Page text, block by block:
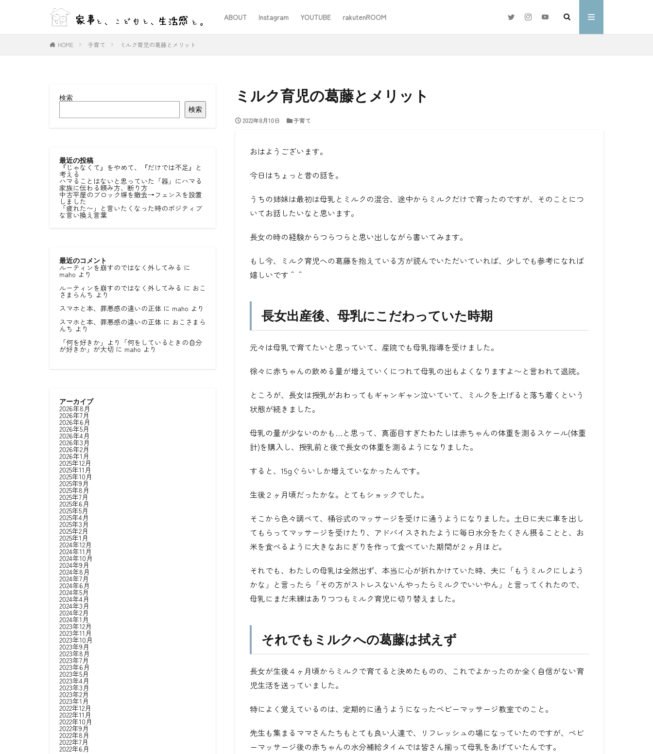
ABOUT Instagram YOUTUBE rakutenROOM
HOME 子育て ミルク育児の葛藤とメリット
ミルク育児の葛藤とメリット
2022年8月10日 子育て
おはようございます。
今日はちょっと昔の話を。
うちの姉妹は最初は母乳とミルクの混合、途中からミルクだけで育ったのですが、そのことにつ
いてお話したいなと思います。
長女の時の経験からつらつらと思い出しながら書いてみます。
もし今、ミルク育児への葛藤を抱えている方が読んでいただいていれば、少しでも参考になれば
嬉しいです＾＾
長女出産後、母乳にこだわっていた時期
元々は母乳で育てたいと思っていて、産院でも母乳指導を受けました。
徐々に赤ちゃんの飲める量が増えていくにつれて母乳の出もよくなりますよ〜と言われて退院。
ところが、長女は授乳がおわってもギャンギャン泣いていて、ミルクを上げると落ち着くという
状態が続きました。
母乳の量が少ないのかも…と思って、真面目すぎたわたしは赤ちゃんの体重を測るスケール(体重
計)を購入し、授乳前と後で長女の体重を測るようになりました。
すると、15gぐらいしか増えていなかったんです。
生後２ヶ月頃だったかな。とてもショックでした。
そこから色々調べて、桶谷式のマッサージを受けに通うようになりました。土日に夫に車を出し
てもらってマッサージを受けたり、アドバイスされたように毎日水分をたくさん摂ることと、お
米を食べるように大きなおにぎりを作って食べていた期間が２ヶ月ほど。
それでも、わたしの母乳は全然出ず、本当に心が折れかけていた時、夫に「もうミルクにしよう
かな」と言ったら「その方がストレスないんやったらミルクでいいやん」と言ってくれたので、
母乳にまだ未練はありつつもミルク育児に切り替えました。
それでもミルクへの葛藤は拭えず
長女が生後４ヶ月頃からミルクで育てると決めたものの、これでよかったのか全く自信がない育
児生活を送っていました。
特によく覚えているのは、定期的に通うようになったベビーマッサージ教室でのこと。
先生も集まるママさんたちもとても良い人達で、リフレッシュの場になっていたのですが、ベビ
ーマッサージ後の赤ちゃんの水分補給タイムでは皆さん揃って母乳をあげていたんです。
検索
検索
最近の投稿
『じゃなくて』をやめて、『だけでは不足』と
考える
ハマることはないと思っていた「器」にハマる
家族に伝わる頼み方、断り方
中古平屋のブロック塀を撤去→フェンスを設置
しました
「疲れた〜」と言いたくなった時のポジティブ
な言い換え言葉
最近のコメント
ルーティンを崩すのではなく外してみる に
maho より
ルーティンを崩すのではなく外してみる に おこ
さまらんち より
スマホと本、罪悪感の違いの正体 に maho より
スマホと本、罪悪感の違いの正体 に おこさまら
んち より
「何を好きか」より「何をしているときの自分
が好きか」が大切 に maho より
アーカイブ
2026年8月
2026年7月
2026年6月
2026年5月
2026年4月
2026年3月
2026年2月
2026年1月
2025年12月
2025年11月
2025年10月
2025年9月
2025年8月
2025年7月
2025年6月
2025年5月
2025年4月
2025年3月
2025年2月
2025年1月
2024年12月
2024年11月
2024年10月
2024年9月
2024年8月
2024年7月
2024年6月
2024年5月
2024年4月
2024年3月
2024年2月
2024年1月
2023年12月
2023年11月
2023年10月
2023年9月
2023年8月
2023年7月
2023年6月
2023年5月
2023年4月
2023年3月
2023年2月
2023年1月
2022年12月
2022年11月
2022年10月
2022年9月
2022年8月
2022年7月
2022年6月
WEB デザイン SEO